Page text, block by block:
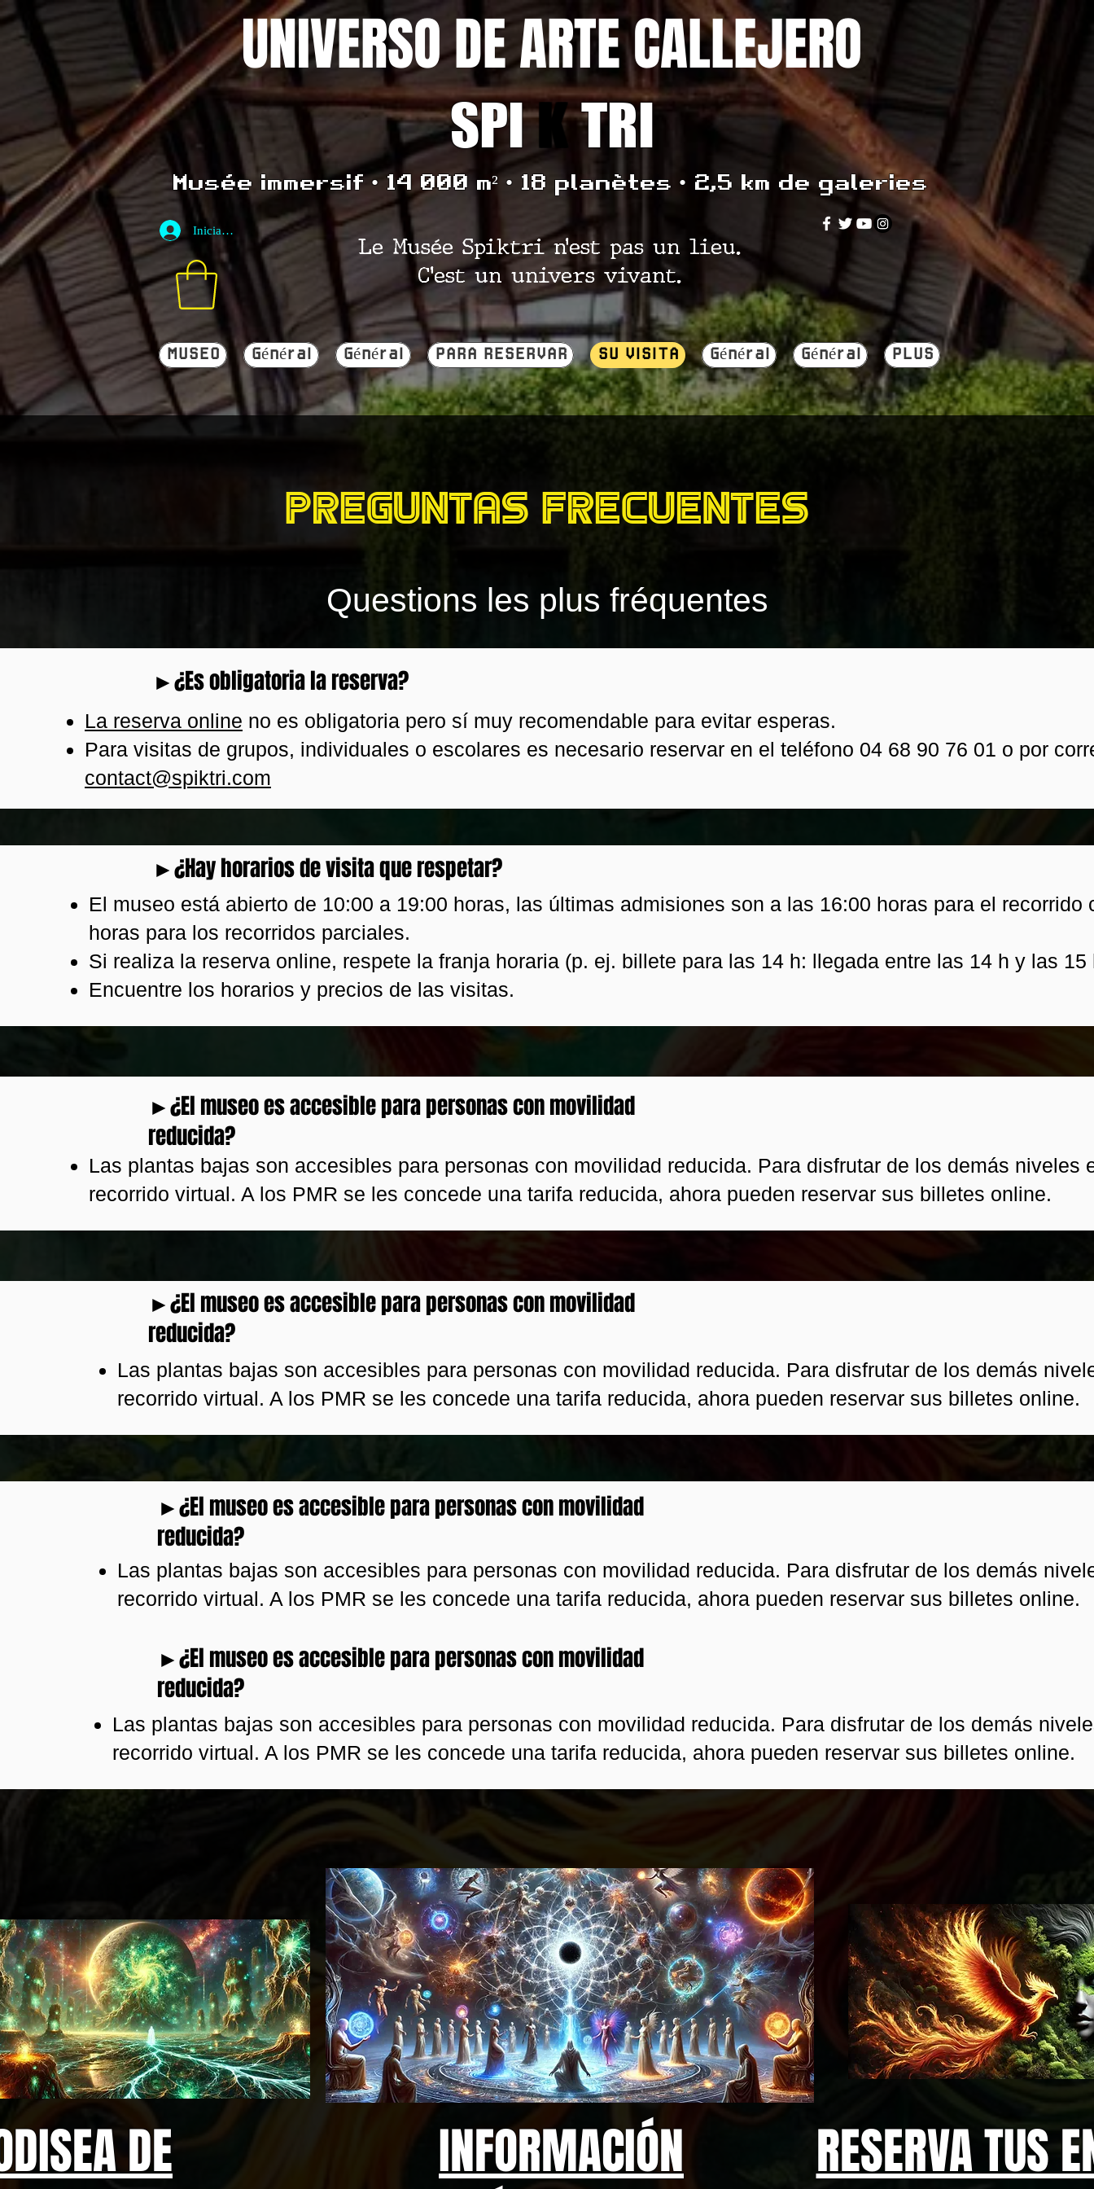
UNIVERSO DE ARTE CALLEJERO
SPIKTRI
Musée immersif • 14 000 m² • 18 planètes • 2,5 km de galeries
Iniciar sesión
Le Musée Spiktri n’est pas un lieu.
C’est un univers vivant.
MUSEO Général Général PARA RESERVAR SU VISITA Général Général PLUS
Preguntas frecuentes
Questions les plus fréquentes
►¿Es obligatoria la reserva?
La reserva online no es obligatoria pero sí muy recomendable para evitar esperas.
Para visitas de grupos, individuales o escolares es necesario reservar en el teléfono 04 68 90 76 01 o por
contact@spiktri.com
►¿Hay horarios de visita que respetar?
El museo está abierto de 10:00 a 19:00 horas, las últimas admisiones son a las 16:00 horas para el recorrido
horas para los recorridos parciales.
Si realiza la reserva online, respete la franja horaria (p. ej. billete para las 14 h: llegada entre las 14 h y las 15
Encuentre los horarios y precios de las visitas.
►¿El museo es accesible para personas con movilidad
reducida?
Las plantas bajas son accesibles para personas con movilidad reducida. Para disfrutar de los demás niveles
recorrido virtual. A los PMR se les concede una tarifa reducida, ahora pueden reservar sus billetes online.
►¿El museo es accesible para personas con movilidad
reducida?
Las plantas bajas son accesibles para personas con movilidad reducida. Para disfrutar de los demás
recorrido virtual. A los PMR se les concede una tarifa reducida, ahora pueden reservar sus billetes online.
►¿El museo es accesible para personas con movilidad
reducida?
Las plantas bajas son accesibles para personas con movilidad reducida. Para disfrutar de los demás
recorrido virtual. A los PMR se les concede una tarifa reducida, ahora pueden reservar sus billetes online.
►¿El museo es accesible para personas con movilidad
reducida?
Las plantas bajas son accesibles para personas con movilidad reducida. Para disfrutar de los demás
recorrido virtual. A los PMR se les concede una tarifa reducida, ahora pueden reservar sus billetes online.
DE
INFORMACIÓN
RESERVA TUS